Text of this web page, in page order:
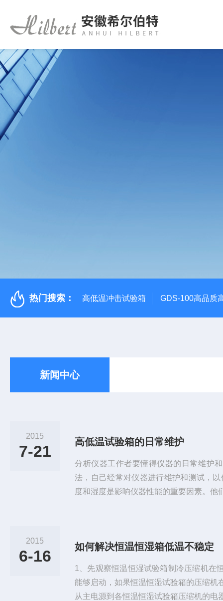
热门搜索： 高低温冲击试验箱 GDS-100高品质
新闻中心
2015
7-21
高低温试验箱的日常维护
分析仪器工作者要懂得仪器的日常维护
法，自己经常对仪器进行维护和测试，
度和湿度是影响仪器性能的重要因素。他
正。应具备四季恒湿的仪器室，配置恒温
2015
6-16
如何解决恒温恒湿箱低温不稳定
1、先观察恒温恒湿试验箱制冷压缩机在
能够启动，如果恒温恒湿试验箱的压缩机
从主电源到各恒温恒湿试验箱压缩机的电